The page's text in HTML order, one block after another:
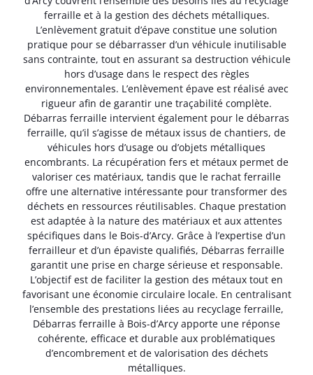
ferraille et à la gestion des déchets métalliques.
L’enlèvement gratuit d’épave constitue une solution
pratique pour se débarrasser d’un véhicule inutilisable
sans contrainte, tout en assurant sa destruction véhicule
hors d’usage dans le respect des règles
environnementales. L’enlèvement épave est réalisé avec
rigueur afin de garantir une traçabilité complète.
Débarras ferraille intervient également pour le débarras
ferraille, qu’il s’agisse de métaux issus de chantiers, de
véhicules hors d’usage ou d’objets métalliques
encombrants. La récupération fers et métaux permet de
valoriser ces matériaux, tandis que le rachat ferraille
offre une alternative intéressante pour transformer des
déchets en ressources réutilisables. Chaque prestation
est adaptée à la nature des matériaux et aux attentes
spécifiques dans le Bois-d’Arcy. Grâce à l’expertise d’un
ferrailleur et d’un épaviste qualifiés, Débarras ferraille
garantit une prise en charge sérieuse et responsable.
L’objectif est de faciliter la gestion des métaux tout en
favorisant une économie circulaire locale. En centralisant
l’ensemble des prestations liées au recyclage ferraille,
Débarras ferraille à Bois-d’Arcy apporte une réponse
cohérente, efficace et durable aux problématiques
d’encombrement et de valorisation des déchets
métalliques.